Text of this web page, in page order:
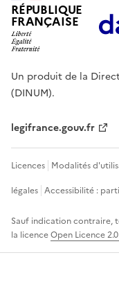
RÉPUBLIQUE
FRANÇAISE
Un produit de la
(DINUM).
legifrance.gouv.fr
Licences Modalités
légales Accessibilité :
Sauf indication contraire,
la licenceOpen Licence 2.0